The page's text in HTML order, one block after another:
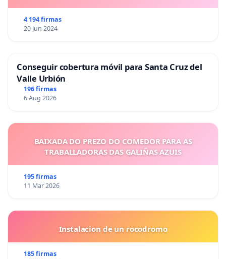
4 194 firmas
20 Jun 2024
Conseguir cobertura móvil para Santa Cruz del
Valle Urbión
196 firmas
6 Aug 2026
BAIXADA DO PREZO DO COMEDOR PARA AS
TRABALLADORAS DAS GALIÑAS AZUIS
195 firmas
11 Mar 2026
Instalacion de un rocodromo
185 firmas